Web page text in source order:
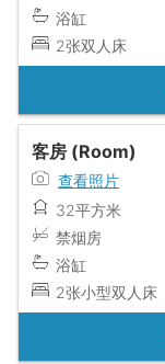
浴缸
2张双人床
客房 (Room)
查看照片
32平方米
禁烟房
浴缸
2张小型双人床